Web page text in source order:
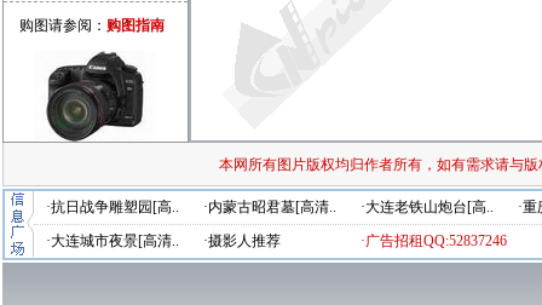
购图请参阅： 购图指南
本网所有图片版权均归作者所有，如有需求请与
·抗日战争雕塑园[高.. ·内蒙古昭君墓[高清.. ·大连老铁山炮台[高..
·
·大连城市夜景[高清..
·摄影人推荐 ·广告招租QQ:52837246